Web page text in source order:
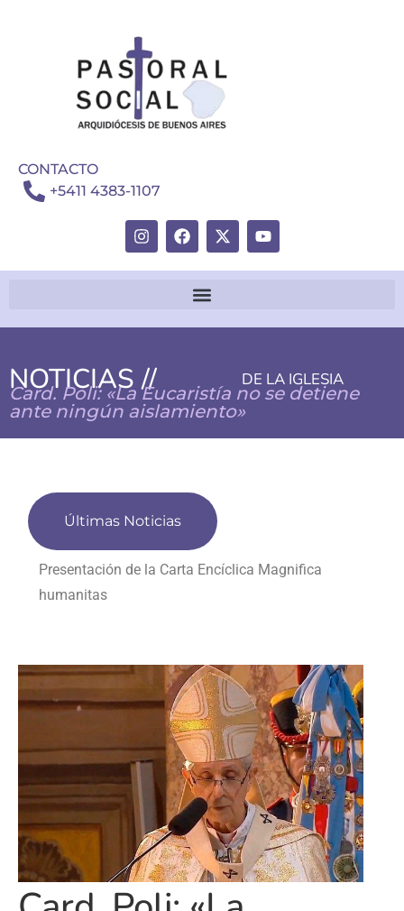
CONTACTO
+5411 4383-1107
NOTICIAS // DE LA IGLESIA
Card. Poli: «La Eucaristía no se detiene
ante ningún aislamiento»
Últimas Noticias
Presentación de la Carta Encíclica Magnifica
humanitas